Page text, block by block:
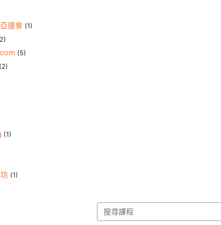
運會(1)
(5)
(1)
(1)
搜尋課程